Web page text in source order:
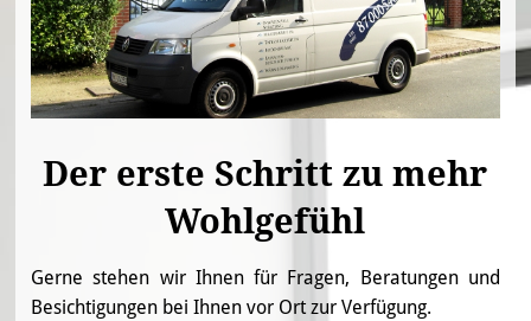
Der erste Schritt zu mehr
Wohlgefühl
Gerne stehen wir Ihnen für Fragen, Beratungen und
Besichtigungen bei Ihnen vor Ort zur Verfügung.